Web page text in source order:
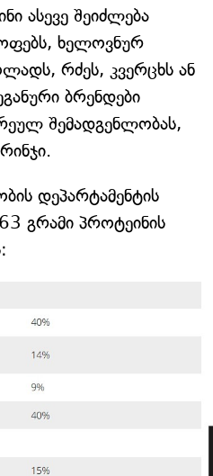
ასევე შეიძლება
ხელოვნურ
რძეს, კვერცხს ან
ბრენდები
შემადგენლობას,
დეპარტამენტის
გრამი პროტეინის